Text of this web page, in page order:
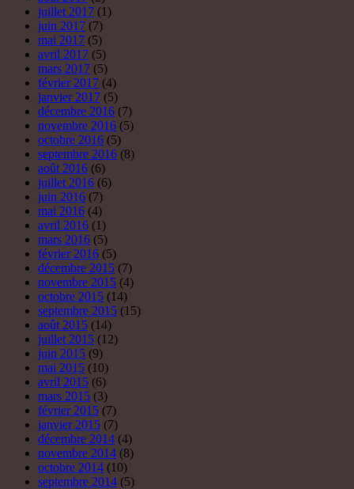
juillet 2017 (1)
juin 2017 (7)
mai 2017 (5)
avril 2017 (5)
mars 2017 (5)
février 2017 (4)
janvier 2017 (5)
décembre 2016 (7)
novembre 2016 (5)
octobre 2016 (5)
septembre 2016 (8)
août 2016 (6)
juillet 2016 (6)
juin 2016 (7)
mai 2016 (4)
avril 2016 (1)
mars 2016 (5)
février 2016 (5)
décembre 2015 (7)
novembre 2015 (4)
octobre 2015 (14)
septembre 2015 (15)
août 2015 (14)
juillet 2015 (12)
juin 2015 (9)
mai 2015 (10)
avril 2015 (6)
mars 2015 (3)
février 2015 (7)
janvier 2015 (7)
décembre 2014 (4)
novembre 2014 (8)
octobre 2014 (10)
septembre 2014 (5)